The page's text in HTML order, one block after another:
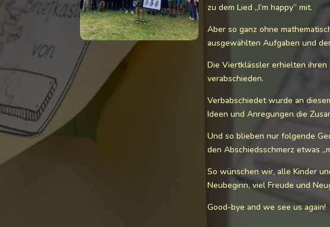
zu dem Lied „I’m happy“ mit.
Aber so ganz ohne
ausgewählten Aufgaben und
Die Viertklässler erhielten ihren
verabschieden.
Verbabschiedet wurde an
Ideen und Anregungen die
Und so blieben nur folgende
den Abschiedsschmerz etwas
So wünschen wir, alle Kinder
Neubeginn, viel Freude und
Good-bye and we see us again!